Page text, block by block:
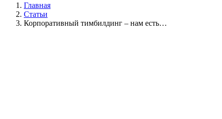
Главная
Статьи
Корпоративный тимбилдинг – нам есть…